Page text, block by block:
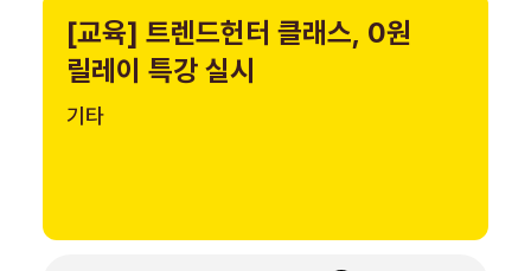
[교육] 트렌드헌터 클래스, 0원
릴레이 특강 실시
기타